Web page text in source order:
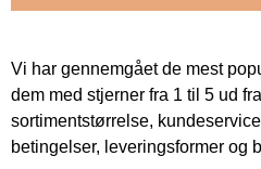
Vi har gennemgået de mest
dem med stjerner fra 1 til 5 ud
sortimentstørrelse,
betingelser, leveringsformer og